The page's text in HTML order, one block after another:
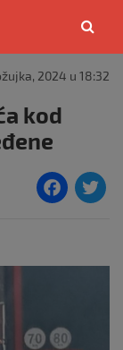
2024 u 18:32
kod
F
e
o